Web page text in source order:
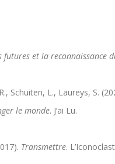
et la reconnaissance
Schuiten, L., Laureys, S.
le monde. J’ai Lu.
Transmettre.